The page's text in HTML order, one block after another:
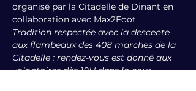
organisé par la Citadelle de Dinant en
collaboration avec Max2Foot.
Tradition respectée avec la descente
aux flambeaux des 408 marches de la
Citadelle : rendez-vous est donné aux
volontaires dès 18H dans la cour